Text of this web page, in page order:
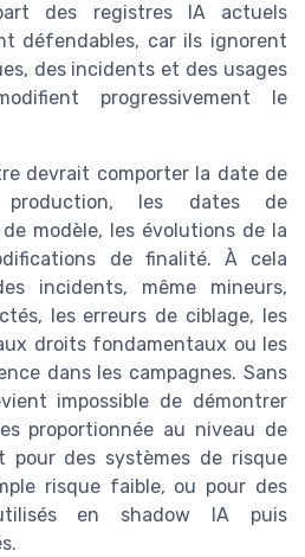
des registres IA actuels
défendables, car ils ignorent
des incidents et des usages
progressivement le
devrait comporter la date de
les dates de
modèle, les évolutions de la
de finalité. À cela
incidents, même mineurs,
les erreurs de ciblage, les
droits fondamentaux ou les
dans les campagnes. Sans
impossible de démontrer
proportionnée au niveau de
pour des systèmes de risque
risque faible, ou pour des
en shadow IA puis